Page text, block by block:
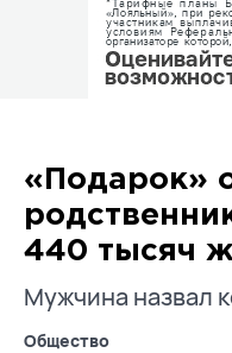
«Подарок»
440 тысяч
Мужчина назвал
Общество